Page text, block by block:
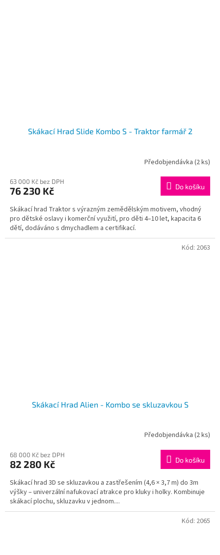
Skákací Hrad Slide Kombo S - Traktor farmář 2
produktu
je
z
5
hvězdiček.
Předobjendávka(2 ks)
63 000 Kč bez DPH
76 230 Kč Do košíku
Skákací hrad Traktor s výrazným zemědělským motivem, vhodný
pro dětské oslavy i komerční využití, pro děti 4–10 let, kapacita 6
dětí, dodáváno s dmychadlem a certifikací.
Skákací Hrad Alien - Kombo se skluzavkou S
Předobjendávka (2 ks)
68 000 Kč bez DPH
82 280 Kč Do košíku
Skákací hrad 3D se skluzavkou a zastřešením (4,6 × 3,7 m) do 3m
výšky – univerzální nafukovací atrakce pro kluky i holky. Kombinuje
skákací plochu, skluzavku v jednom....
Kód: 2063
Kód: 2065